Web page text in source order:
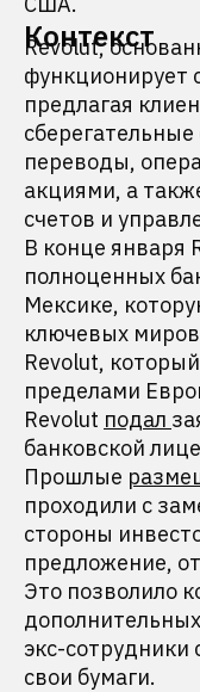
Контекст
Revolut,
функционирует
предлагая
переводы,
акциями, а
счетов и
В конце января
полноценных
Мексике,
ключевых
Revolut,
пределами
Revolut подал
банковской
Прошлые
проходили с
стороны
предложение,
Это позволило
экс-сотрудники
свои бумаги.